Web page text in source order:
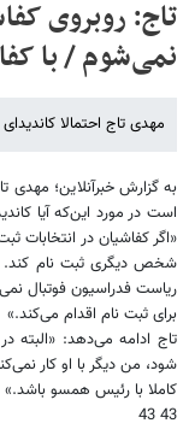
تاج: روبروی
نمی‌شوم / با
مهدی تاج احتمالا
به گزارش خبرآنلاین؛ مهدی
است در مورد این‌كه آیا
«اگر كفاشیان در انتخابات
شخص دیگری ثبت نام كند.
ریاست فدراسیون فوتبال
برای ثبت نام اقدام می‌كند.»
تاج ادامه می‌دهد: «البته
شود، من دیگر با او كار
كاملا با رئیس همسو باشد.»
43 43